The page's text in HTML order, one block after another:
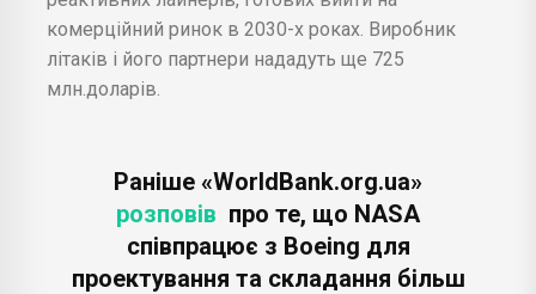
комерційний ринок в 2030-х роках. Виробник
літаків і його партнери нададуть ще 725
млн.доларів.
Раніше «WorldBank.org.ua»
розповів про те, що NASA
співпрацює з Boeing для
проектування та складання більш